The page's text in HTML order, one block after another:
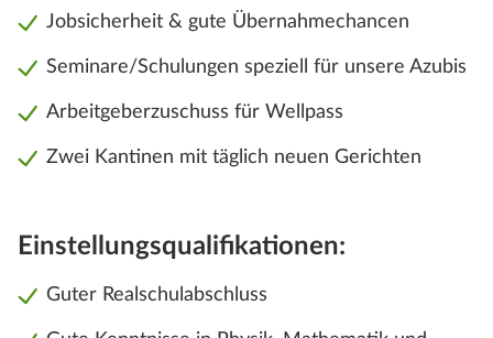
Jobsicherheit & gute Übernahmechancen
Seminare/Schulungen speziell für unsere Azubis
Arbeitgeberzuschuss für Wellpass
Zwei Kantinen mit täglich neuen Gerichten
Einstellungsqualifikationen:
Guter Realschulabschluss